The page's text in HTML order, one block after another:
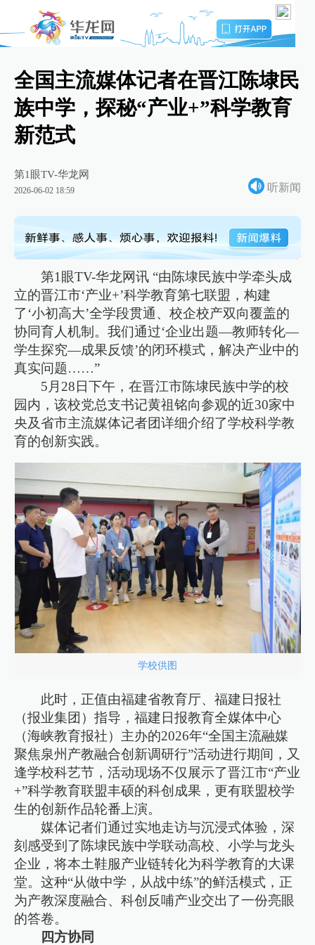
全国主流媒体记者在晋江陈埭民
族中学，探秘“产业+”科学教育
新范式
第1眼TV-华龙网
2026-06-02 18:59 听新闻
第1眼TV-华龙网讯 “由陈埭民族中学牵头成
立的晋江市‘产业+’科学教育第七联盟，构建
了‘小初高大’全学段贯通、校企校产双向覆盖的
协同育人机制。我们通过‘企业出题—教师转化—
学生探究—成果反馈’的闭环模式，解决产业中的
真实问题……”
5月28日下午，在晋江市陈埭民族中学的校
园内，该校党总支书记黄祖铭向参观的近30家中
央及省市主流媒体记者团详细介绍了学校科学教
育的创新实践。
学校供图
此时，正值由福建省教育厅、福建日报社
（报业集团）指导，福建日报教育全媒体中心
（海峡教育报社）主办的2026年“全国主流融媒
聚焦泉州产教融合创新调研行”活动进行期间，又
逢学校科艺节，活动现场不仅展示了晋江市“产业
+”科学教育联盟丰硕的科创成果，更有联盟校学
生的创新作品轮番上演。
媒体记者们通过实地走访与沉浸式体验，深
刻感受到了陈埭民族中学联动高校、小学与龙头
企业，将本土鞋服产业链转化为科学教育的大课
堂。这种“从做中学，从战中练”的鲜活模式，正
为产教深度融合、科创反哺产业交出了一份亮眼
的答卷。
四方协同